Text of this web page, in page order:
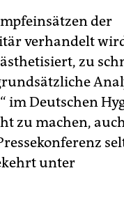
der
verhandelt
zu
im Deutschen
zu machen,
unter